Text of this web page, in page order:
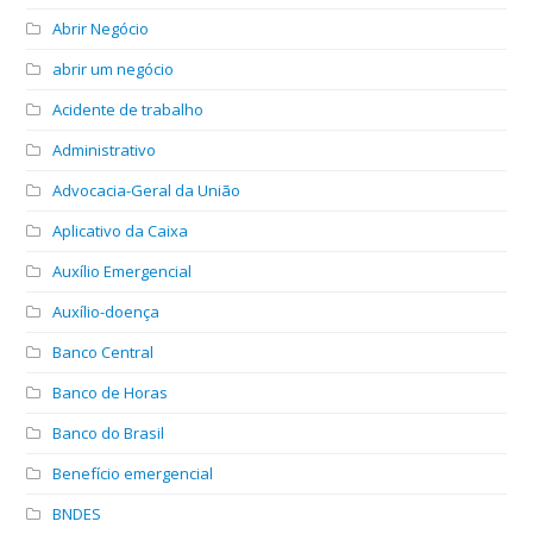
Abrir Negócio
abrir um negócio
Acidente de trabalho
Administrativo
Advocacia-Geral da União
Aplicativo da Caixa
Auxílio Emergencial
Auxílio-doença
Banco Central
Banco de Horas
Banco do Brasil
Benefício emergencial
BNDES